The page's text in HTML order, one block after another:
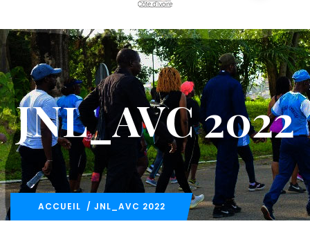
JNL_AVC 2022
ACCUEIL / JNL_AVC 2022